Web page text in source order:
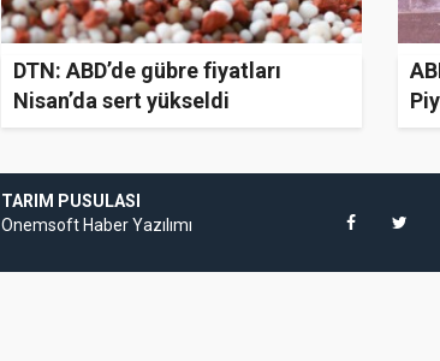
DTN: ABD’de gübre fiyatları
Nisan’da sert yükseldi
TARIM PUSULASI
OnemsoftHaber Yazılımı